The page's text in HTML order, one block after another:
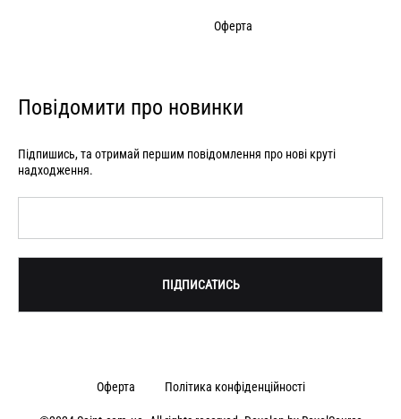
Оферта
Повідомити про новинки
Підпишись, та отримай першим повідомлення про нові круті
надходження.
Оферта Політика конфіденційності